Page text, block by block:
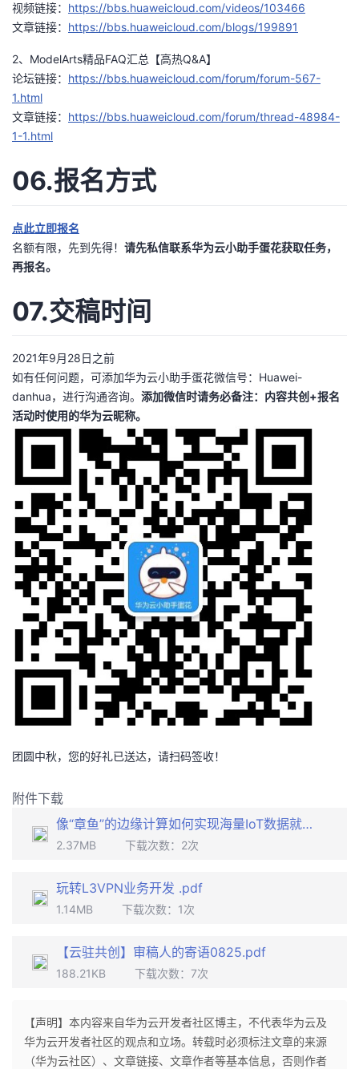
视频链接： https://bbs.huaweicloud.com/videos/103466
文章链接： https://bbs.huaweicloud.com/blogs/199891
2、ModelArts精品FAQ汇总【高热Q&A】
论坛链接： https://bbs.huaweicloud.com/forum/forum-567-
1.html
文章链接： https://bbs.huaweicloud.com/forum/thread-48984-
1-1.html
06.报名方式
点此立即报名
名额有限，先到先得！ 请先私信联系华为云小助手蛋花获取任务，
再报名。
07.交稿时间
2021年9月28日之前
如有任何问题，可添加华为云小助手蛋花微信号：Huawei-
danhua，进行沟通咨询。 添加微信时请务必备注：内容共创+报名
活动时使用的华为云昵称。
团圆中秋，您的好礼已送达，请扫码签收！
附件下载
像“章鱼”的边缘计算如何实现海量IoT数据就地处理.pdf
2.37MB 下载次数： 2次
玩转L3VPN业务开发 .pdf
1.14MB 下载次数： 1次
【云驻共创】审稿人的寄语0825.pdf
188.21KB 下载次数： 7次
【声明】本内容来自华为云开发者社区博主，不代表华为云及
华为云开发者社区的观点和立场。转载时必须标注文章的来源
（华为云社区）、文章链接、文章作者等基本信息，否则作者